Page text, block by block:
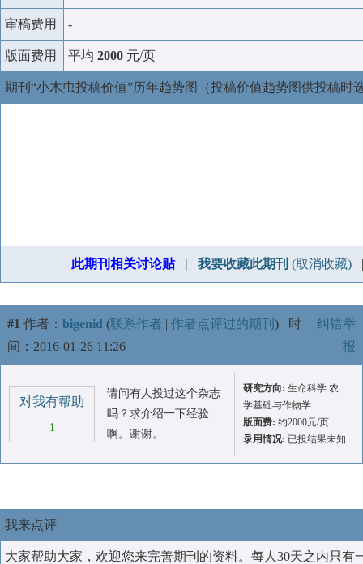
审稿费用 -
版面费用 平均 2000 元/页
期刊“小木虫投稿价值”历年趋势图（投稿价值趋势图供投稿时
此期刊相关讨论贴| 我要收藏此期刊 (取消收藏)
#1 作者： bigenid (联系作者 | 作者点评过的期刊 ) 时
间：2016-01-26 11:26
纠错举
报
对我有帮助
1
请问有人投过这个杂志
吗？求介绍一下经验
啊。谢谢。
研究方向: 生命科学 农
学基础与作物学
版面费: 约2000元/页
录用情况: 已投结果未知
我来点评
大家帮助大家，欢迎您来完善期刊的资料。每人30天之内只有